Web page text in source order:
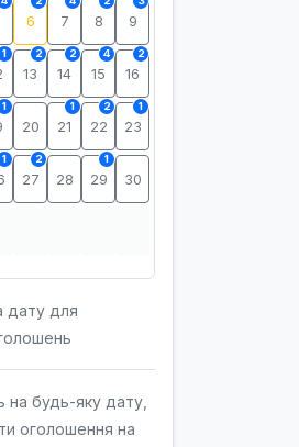
6 7 8 9
1
13
2
14
2
15
4
16
2
1
20 21
1
22
2
23
1
1
27
2
28 29
1
30
дату для
на будь-яку дату,
оголошення на